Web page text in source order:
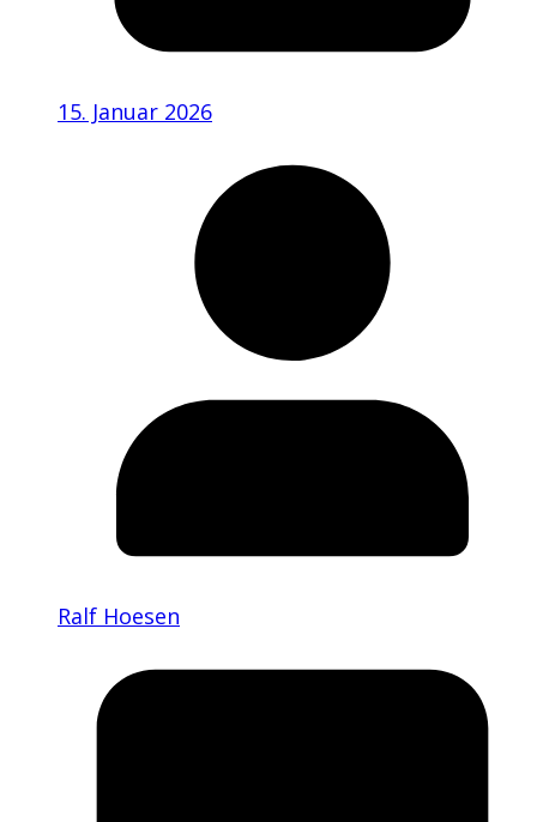
15. Januar 2026
Ralf Hoesen